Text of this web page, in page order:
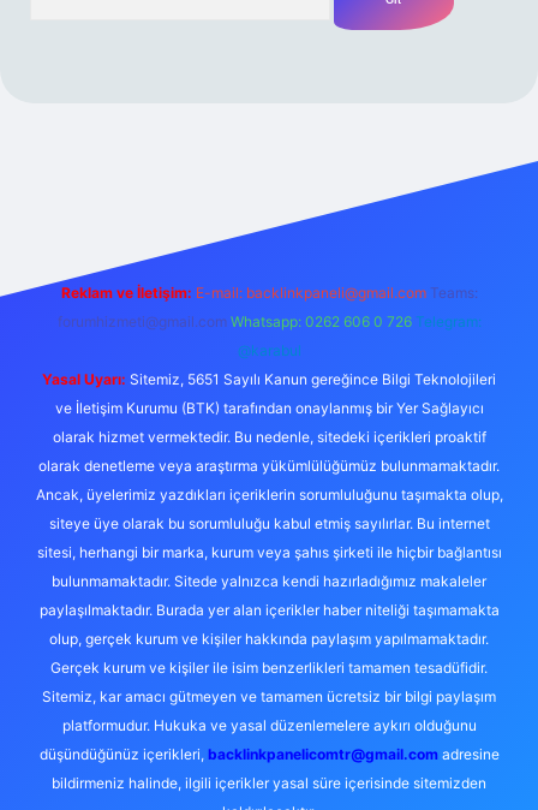
Reklam ve İletişim: E-mail: backlinkpaneli@gmail.com Teams:
forumhizmeti@gmail.com Whatsapp: 0262 606 0 726 Telegram:
@karabul
Yasal Uyarı: Sitemiz, 5651 Sayılı Kanun gereğince Bilgi Teknolojileri
ve İletişim Kurumu (BTK) tarafından onaylanmış bir Yer Sağlayıcı
olarak hizmet vermektedir. Bu nedenle, sitedeki içerikleri proaktif
olarak denetleme veya araştırma yükümlülüğümüz bulunmamaktadır.
Ancak, üyelerimiz yazdıkları içeriklerin sorumluluğunu taşımakta olup,
siteye üye olarak bu sorumluluğu kabul etmiş sayılırlar. Bu internet
sitesi, herhangi bir marka, kurum veya şahıs şirketi ile hiçbir bağlantısı
bulunmamaktadır. Sitede yalnızca kendi hazırladığımız makaleler
paylaşılmaktadır. Burada yer alan içerikler haber niteliği taşımamakta
olup, gerçek kurum ve kişiler hakkında paylaşım yapılmamaktadır.
Gerçek kurum ve kişiler ile isim benzerlikleri tamamen tesadüfidir.
Sitemiz, kar amacı gütmeyen ve tamamen ücretsiz bir bilgi paylaşım
platformudur. Hukuka ve yasal düzenlemelere aykırı olduğunu
düşündüğünüz içerikleri, backlinkpanelicomtr@gmail.comadresine
bildirmeniz halinde, ilgili içerikler yasal süre içerisinde sitemizden